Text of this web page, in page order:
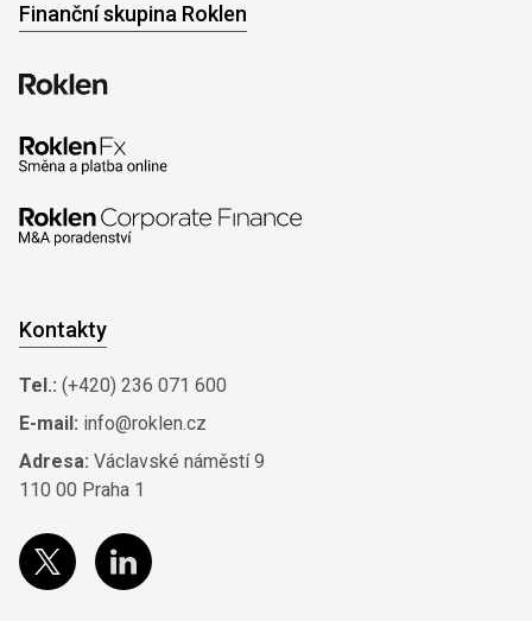
Finanční skupina Roklen
Kontakty
Tel.: (+420) 236 071 600
E-mail: info@roklen.cz
Adresa: Václavské náměstí 9
110 00 Praha 1